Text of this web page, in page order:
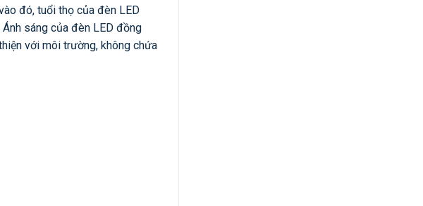
đó, tuổi thọ của đèn LED
sáng của đèn LED đồng
với môi trường, không chứa